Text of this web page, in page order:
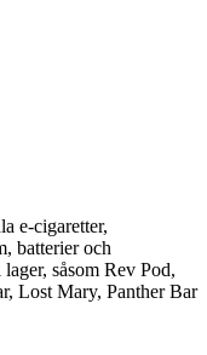
e-cigaretter,
batterier och
såsom Rev Pod,
Lost Mary, Panther Bar